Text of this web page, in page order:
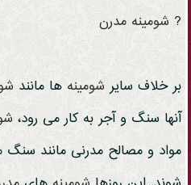
? شومینه مدرن
بر خلاف سایر شومینه ها مانند
آنها سنگ و آجر به کار می رود،
مواد و مصالح مدرنی مانند